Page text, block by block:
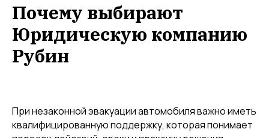
Почему выбирают
Юридическую компанию
Рубин
При незаконной эвакуации автомобиля важно иметь
квалифицированную поддержку, которая понимает